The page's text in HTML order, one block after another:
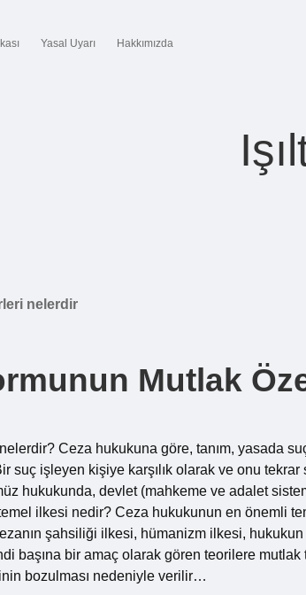
Yasal Uyarı Hakkımızda
nelerdir
Mutlak
Ceza hukukuna göre, tanım, yasada suç
suç işleyen kişiye karşılık olarak ve onu
hukukunda, devlet (mahkeme ve adalet
ilkesi nedir? Ceza hukukunun en önemli
şahsiliği ilkesi, hümanizm ilkesi,
başına bir amaç olarak gören teorilere
bozulması nedeniyle verilir…